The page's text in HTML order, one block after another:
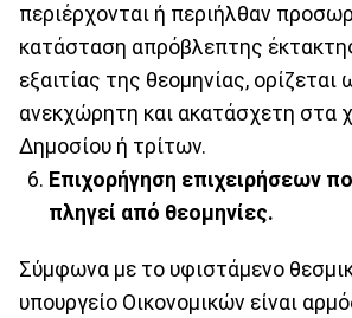
περιέρχονται ή περιήλθαν
κατάσταση απρόβλεπτης
εξαιτίας της θεομηνίας,
ανεκχώρητη και ακατάσχετη στα
Δημοσίου ή τρίτων.
Επιχορήγηση επιχειρήσεων
πληγεί από θεομηνίες.
Σύμφωνα με το υφιστάμενο
υπουργείο Οικονομικών είναι